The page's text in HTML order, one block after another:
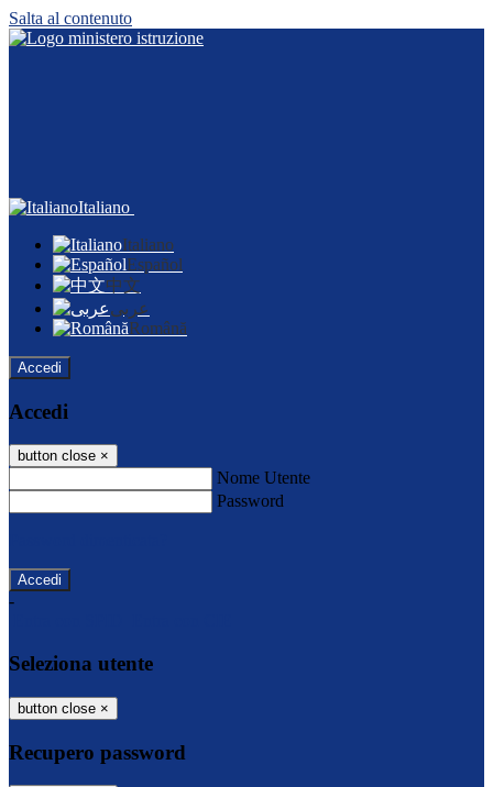
Salta al contenuto
Italiano
Italiano
Español
中文
عربى
Română
Accedi
Accedi
button close ×
Nome Utente
Password
-
Seleziona utente
button close ×
Recupero password